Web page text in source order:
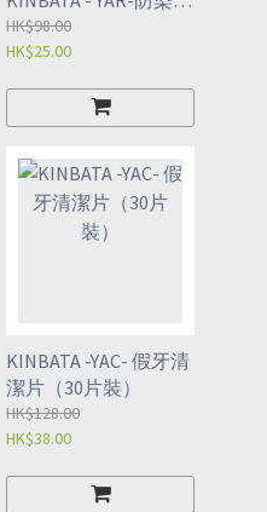
洗衣紙 吸色紙（35枚
入）
HK$98.00
HK$25.00
KINBATA -YAC- 假牙清
潔片（30片裝）
HK$128.00
HK$38.00